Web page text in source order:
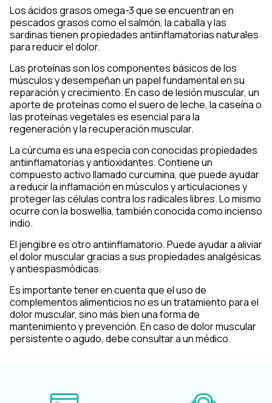
Los ácidos grasos omega-3 que se encuentran en
pescados grasos como el salmón, la caballa y las
sardinas tienen propiedades antiinflamatorias naturales
para reducir el dolor.
Las proteínas son los componentes básicos de los
músculos y desempeñan un papel fundamental en su
reparación y crecimiento. En caso de lesión muscular, un
aporte de proteínas como el suero de leche, la caseína o
las proteínas vegetales es esencial para la
regeneración y la recuperación muscular.
La cúrcuma es una especia con conocidas propiedades
antiinflamatorias y antioxidantes. Contiene un
compuesto activo llamado curcumina, que puede ayudar
a reducir la inflamación en músculos y articulaciones y
proteger las células contra los radicales libres. Lo mismo
ocurre con la boswellia, también conocida como incienso
indio.
El jengibre es otro antiinflamatorio. Puede ayudar a aliviar
el dolor muscular gracias a sus propiedades analgésicas
y antiespasmódicas.
Es importante tener en cuenta que el uso de
complementos alimenticios no es un tratamiento para el
dolor muscular, sino más bien una forma de
mantenimiento y prevención. En caso de dolor muscular
persistente o agudo, debe consultar a un médico.